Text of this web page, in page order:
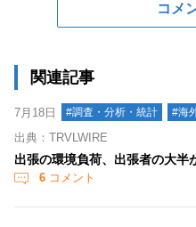
コメ
関連記事
7月18日 #調査・分析・統計 #海
出典：TRVLWIRE
出張の環境負荷、出張者の大半
6 コメント